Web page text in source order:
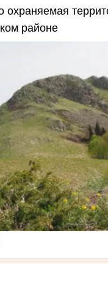
охраняемая
районе